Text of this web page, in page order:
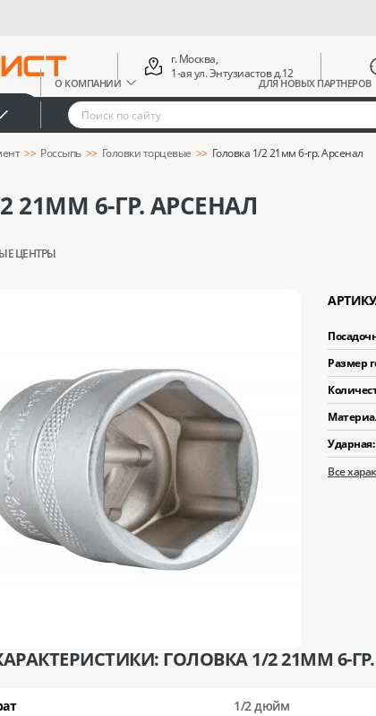
О КОМПАНИИ ДЛЯ НОВЫХ ПАРТНЕРОВ
г. Москва,
1-ая ул. Энтузиастов д.12
Россыпь Головки торцевые Головка 1/2 21мм 6-гр. Арсенал
21ММ 6-ГР. АРСЕНАЛ
ЦЕНТРЫ
Размер
Ударная:
Все
ГОЛОВКА 1/2 21ММ 6-
1/2 дюйм